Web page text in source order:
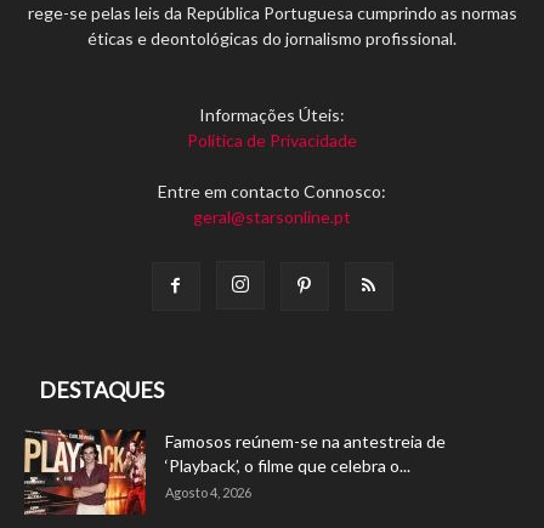
rege-se pelas leis da República Portuguesa cumprindo as normas
éticas e deontológicas do jornalismo profissional.
Informações Úteis:
Política de Privacidade
Entre em contacto Connosco:
geral@starsonline.pt
DESTAQUES
Famosos reúnem-se na antestreia de
‘Playback’, o filme que celebra o...
Agosto 4, 2026